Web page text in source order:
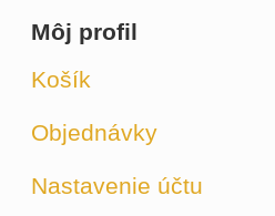
Môj profil
Košík
Objednávky
Nastavenie účtu